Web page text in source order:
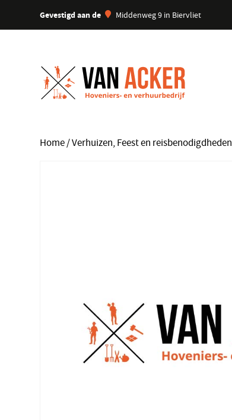
Gevestigd aan de Middenweg 9 in Biervliet
Home/Verhuizen, Feest en reisbenodigdheden